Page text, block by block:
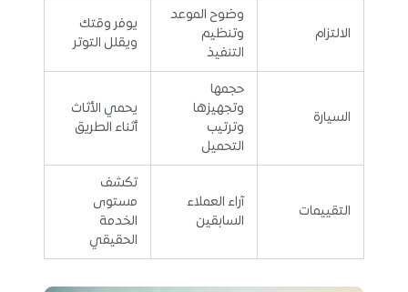
الالتزام
وضوح الموعد
وتنظيم
التنفيذ
يوفر وقتك
ويقلل التوتر
السيارة
حجمها
وتجهيزها
وترتيب
التحميل
يحمي الأثاث
أثناء الطريق
التقييمات
آراء العملاء
السابقين
تكشف
مستوى
الخدمة
الحقيقي